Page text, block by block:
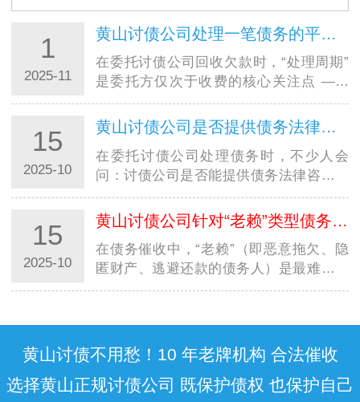
衣，其隐蔽性极强的 “资质伪装术” 让不少债权人掉入
陷阱。这些机构看似持有工商营业执照，实则…
1
2025-11
黄山讨债公司处理一笔债务的平均周期大概是多久？
在委托讨债公司回收欠款时，“处理周期”
是委托方仅次于收费的核心关注点 ——
毕竟资金回笼速度直接影响个人周转或企
业运营。结合合肥讨债公司的实际服务数
据来看，债务处理并无统一周期，从 1 个
月…
15
2025-10
黄山讨债公司是否提供债务法律咨询服务？是否额外收费？
在委托讨债公司处理债务时，不少人会
问：讨债公司是否能提供债务法律咨询？
是否需要额外花钱？尤其在西安，面对不
同规模的西安讨债公司，明确其法律咨询
服务的 “范围” 与 “收费规则”，既能避免
误…
15
2025-10
黄山讨债公司针对“老赖”类型债务人，有特殊催收方案吗？
在债务催收中，“老赖”（即恶意拖欠、隐
匿财产、逃避还款的债务人）是最难处理
的群体，不少人好奇：讨债公司是否有针
及跨省 “老赖” 的多样规避手段，西安讨
债…
黄山讨债不用愁！10 年老牌机构 合法催收
选择黄山正规讨债公司 既保护债权 也保护自己